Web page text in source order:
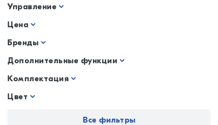
Управление
Цена
Бренды
Дополнительные функции
Комплектация
Цвет
Все фильтры